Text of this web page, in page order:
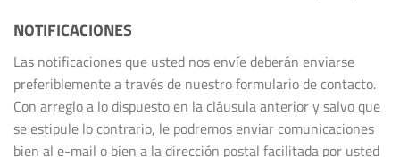
NOTIFICACIONES
Las notificaciones que usted nos envíe deberán enviarse
preferiblemente a través de nuestro formulario de contacto.
Con arreglo a lo dispuesto en la cláusula anterior y salvo que
se estipule lo contrario, le podremos enviar comunicaciones
bien al e-mail o bien a la dirección postal facilitada por usted